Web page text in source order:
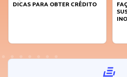
DICAS PARA OBTER CRÉDITO